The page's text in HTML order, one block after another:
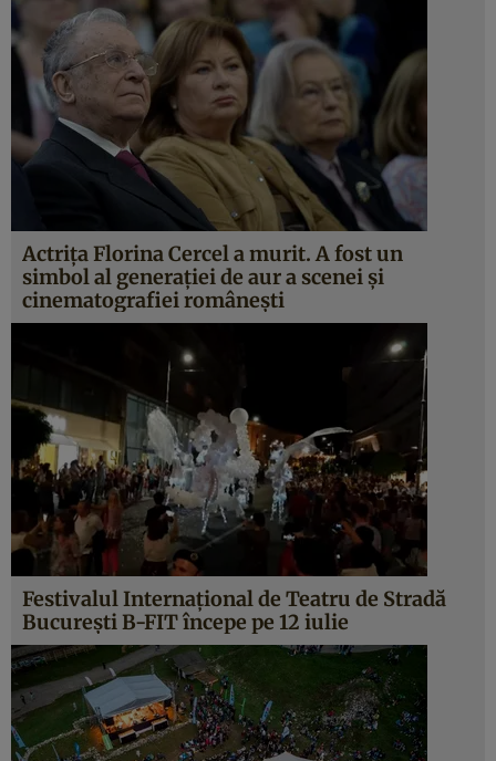
Actriţa Florina Cercel a murit. A fost un
simbol al generaţiei de aur a scenei şi
cinematografiei româneşti
Festivalul Internaţional de Teatru de Stradă
Bucureşti B-FIT începe pe 12 iulie